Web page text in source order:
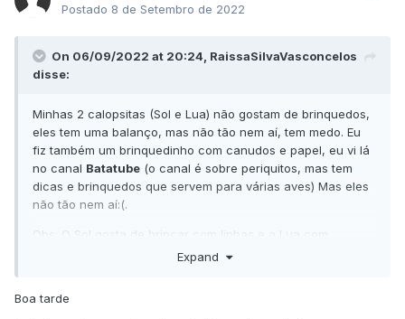
Postado 8 de Setembro de 2022
On 06/09/2022 at 20:24, RaissaSilvaVasconcelos
disse:
Minhas 2 calopsitas (Sol e Lua) não gostam de brinquedos,
eles tem uma balanço, mas não tão nem aí, tem medo. Eu
fiz também um brinquedinho com canudos e papel, eu vi lá
no canal Batatube (o canal é sobre periquitos, mas tem
dicas e brinquedos que servem para várias aves) Mas eles
não tão nem aí:(.
Obs: O Sol gosta de brincar com linhas e a Lua com
espelhos (mas eu já ouvi dizer que não pode, por isso eu
A mesma coisa é com comidas sem ser a tradicional
Expand
Boa tarde